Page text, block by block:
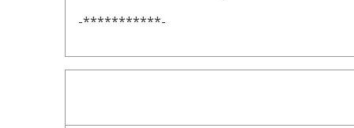
-***********-